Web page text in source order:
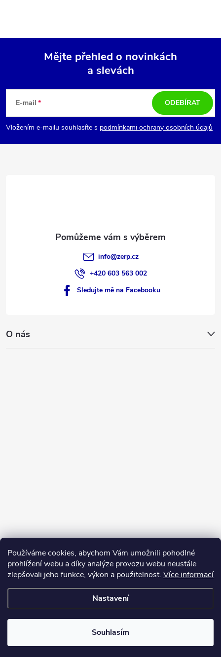
Používáme cookies, abychom Vám umožnili pohodlné
prohlížení webu a díky analýze provozu webu neustále
zlepšovali jeho funkce, výkon a použitelnost. Více informací
Nastavení
Souhlasím
p
a
Mějte přehled o novinkách
a slevách
E-mail
Vložením e-mailu souhlasíte s podmínkami ochrany osobních údajů
ODEBÍRAT
info@zerp.cz
+420 603 563 002
Sledujte mě na Facebooku
O nás
Copyright 2026ZERP Rybářské potřeby. Všechna práva vyhrazena.